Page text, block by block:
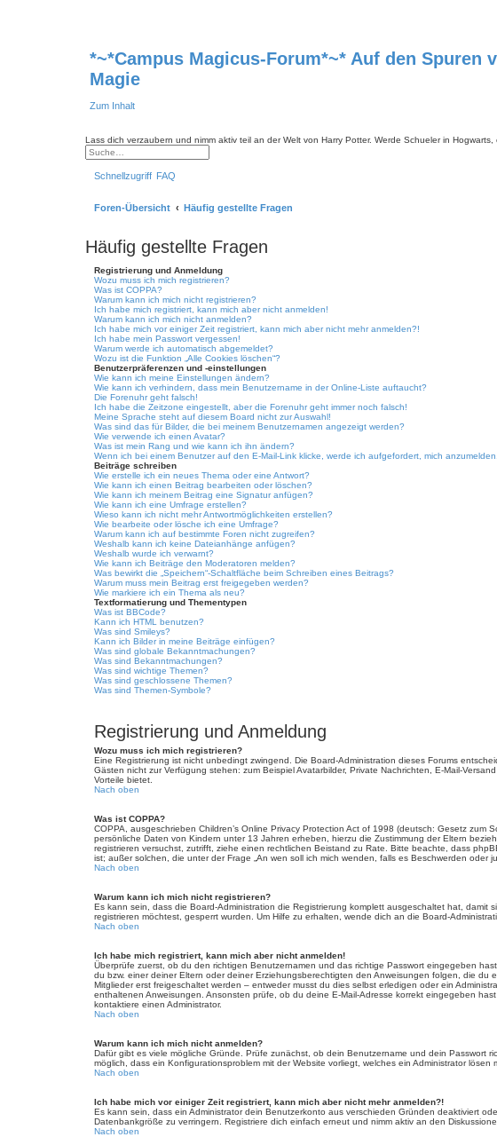
*~*Campus Magicus-Forum*~* Auf den
Magie
Zum Inhalt
Lass dich verzaubern und nimm aktiv teil an der Welt von Harry Potter. Werde Schueler in
e
S
u
h
e
Schnellzugriff FAQ
Foren-Übersicht Häufig gestellte Fragen
Häufig gestellte Fragen
Registrierung und Anmeldung
Wozu muss ich mich registrieren?
Was ist COPPA?
Warum kann ich mich nicht registrieren?
Ich habe mich registriert, kann mich aber nicht anmelden!
Warum kann ich mich nicht anmelden?
Ich habe mich vor einiger Zeit registriert, kann mich aber nicht mehr anmelden?!
Ich habe mein Passwort vergessen!
Warum werde ich automatisch abgemeldet?
Wozu ist die Funktion „Alle Cookies löschen“?
Benutzerpräferenzen und -einstellungen
Wie kann ich meine Einstellungen ändern?
Wie kann ich verhindern, dass mein Benutzername in der Online-Liste auftaucht?
Die Forenuhr geht falsch!
Ich habe die Zeitzone eingestellt, aber die Forenuhr geht immer noch falsch!
Meine Sprache steht auf diesem Board nicht zur Auswahl!
Was sind das für Bilder, die bei meinem Benutzernamen angezeigt werden?
Wie verwende ich einen Avatar?
Was ist mein Rang und wie kann ich ihn ändern?
Wenn ich bei einem Benutzer auf den E-Mail-Link klicke, werde ich aufgefordert, mich anzumelden.
Beiträge schreiben
Wie erstelle ich ein neues Thema oder eine Antwort?
Wie kann ich einen Beitrag bearbeiten oder löschen?
Wie kann ich meinem Beitrag eine Signatur anfügen?
Wie kann ich eine Umfrage erstellen?
Wieso kann ich nicht mehr Antwortmöglichkeiten erstellen?
Wie bearbeite oder lösche ich eine Umfrage?
Warum kann ich auf bestimmte Foren nicht zugreifen?
Weshalb kann ich keine Dateianhänge anfügen?
Weshalb wurde ich verwarnt?
Wie kann ich Beiträge den Moderatoren melden?
Was bewirkt die „Speichern“-Schaltfläche beim Schreiben eines Beitrags?
Warum muss mein Beitrag erst freigegeben werden?
Wie markiere ich ein Thema als neu?
Textformatierung und Thementypen
Was ist BBCode?
Kann ich HTML benutzen?
Was sind Smileys?
Kann ich Bilder in meine Beiträge einfügen?
Was sind globale Bekanntmachungen?
Was sind Bekanntmachungen?
Was sind wichtige Themen?
Was sind geschlossene Themen?
Was sind Themen-Symbole?
Registrierung und Anmeldung
Wozu muss ich mich registrieren?
Eine Registrierung ist nicht unbedingt zwingend. Die Board-Administration dieses Forums
Gästen nicht zur Verfügung stehen: zum Beispiel Avatarbilder, Private Nachrichten, E-Mail-
Vorteile bietet.
Nach oben
Was ist COPPA?
COPPA, ausgeschrieben Children’s Online Privacy Protection Act of 1998 (deutsch: Gesetz
persönliche Daten von Kindern unter 13 Jahren erheben, hierzu die Zustimmung der Eltern
registrieren versuchst, zutrifft, ziehe einen rechtlichen Beistand zu Rate. Bitte beachte, dass
ist; außer solchen, die unter der Frage „An wen soll ich mich wenden, falls es Beschwerden oder
Nach oben
Warum kann ich mich nicht registrieren?
Es kann sein, dass die Board-Administration die Registrierung komplett ausgeschaltet hat,
registrieren möchtest, gesperrt wurden. Um Hilfe zu erhalten, wende dich an die Board-
Nach oben
Ich habe mich registriert, kann mich aber nicht anmelden!
Überprüfe zuerst, ob du den richtigen Benutzernamen und das richtige Passwort eingegeben
du bzw. einer deiner Eltern oder deiner Erziehungsberechtigten den Anweisungen folgen, die
Mitglieder erst freigeschaltet werden – entweder musst du dies selbst erledigen oder ein
enthaltenen Anweisungen. Ansonsten prüfe, ob du deine E-Mail-Adresse korrekt eingegeben
kontaktiere einen Administrator.
Nach oben
Warum kann ich mich nicht anmelden?
Dafür gibt es viele mögliche Gründe. Prüfe zunächst, ob dein Benutzername und dein Passwort
möglich, dass ein Konfigurationsproblem mit der Website vorliegt, welches ein Administrator lösen
Nach oben
Ich habe mich vor einiger Zeit registriert, kann mich aber nicht mehr anmelden?!
Es kann sein, dass ein Administrator dein Benutzerkonto aus verschieden Gründen deaktiviert
Datenbankgröße zu verringern. Registriere dich einfach erneut und nimm aktiv an den
Nach oben